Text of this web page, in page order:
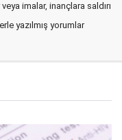
imalar, inançlara saldırı
yazılmış yorumlar